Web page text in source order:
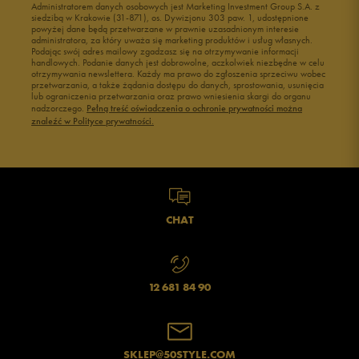
Buty męskie 41
Buty męskie 42
Buty męskie 43
Buty męskie 44
Buty męskie 45
Buty męskie 46
Administratorem danych osobowych jest Marketing Investment Group S.A. z
siedzibą w Krakowie (31-871), os. Dywizjonu 303 paw. 1, udostępnione
powyżej dane będą przetwarzane w prawnie uzasadnionym interesie
administratora, za który uważa się marketing produktów i usług własnych.
Podając swój adres mailowy zgadzasz się na otrzymywanie informacji
handlowych. Podanie danych jest dobrowolne, aczkolwiek niezbędne w celu
otrzymywania newslettera. Każdy ma prawo do zgłoszenia sprzeciwu wobec
przetwarzania, a także żądania dostępu do danych, sprostowania, usunięcia
lub ograniczenia przetwarzania oraz prawo wniesienia skargi do organu
nadzorczego. Pełną treść oświadczenia o ochronie prywatności można
znaleźć w Polityce prywatności.
CHAT
12 681 84 90
SKLEP@50STYLE.COM